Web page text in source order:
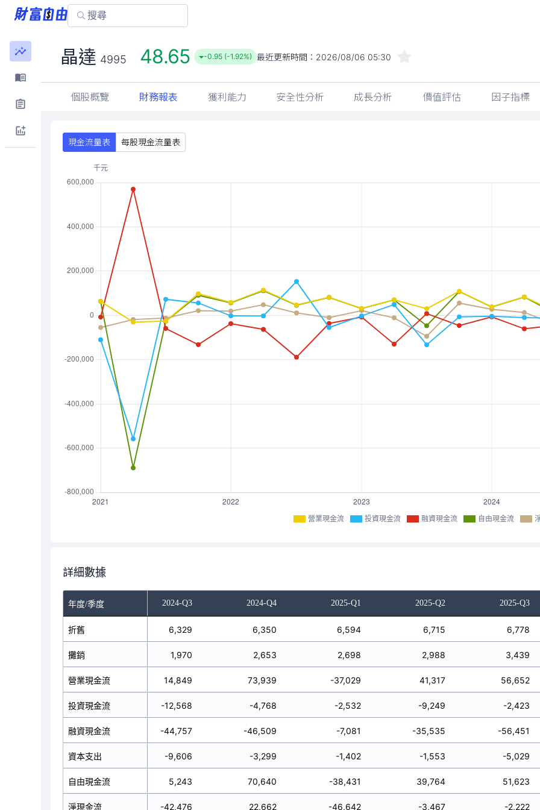
晶達 4995 48.65 -0.95 (-1.92%) 最近更新時間： 2026/08/06 05:30
個股概覽 財務報表 獲利能力 安全性分析 成長分析 價值評估 因子指標
現金流量表 每股現金流量表
營業現金流 投資現金流 融資現金流 自由現金流
詳細數據
年度/季度
2024-Q2 2024-Q3 2024-Q4 2025-Q1 2025-Q2 2025-Q3
折舊
攤銷
營業現金流
投資現金流
融資現金流
資本支出
自由現金流
淨現金流
6,079 6,329 6,350 6,594 6,715 6,778
1,970 2,653 2,698 2,988 3,439
83,765 14,849 73,939 -37,029 41,317 56,652
-9,816 -12,568 -4,768 -2,532 -9,249 -2,423
-60,719 -44,757 -46,509 -7,081 -35,535 -56,451
-965 -9,606 -3,299 -1,402 -1,553 -5,029
82,800 5,243 70,640 -38,431 39,764 51,623
13,230 -42,476 22,662 -46,642 -3,467 -2,222